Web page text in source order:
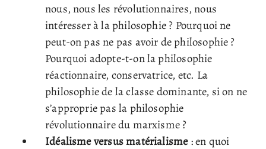
nous, nous les révolutionnaires, nous
intéresser à la philosophie ? Pourquoi ne
peut-on pas ne pas avoir de philosophie ?
Pourquoi adopte-t-on la philosophie
réactionnaire, conservatrice, etc. La
philosophie de la classe dominante, si on ne
s’approprie pas la philosophie
révolutionnaire du marxisme ?
Idéalisme versus matérialisme: en quoi